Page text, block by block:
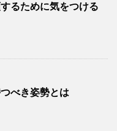
るために気をつける
べき姿勢とは